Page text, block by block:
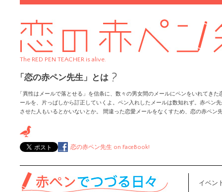
The RED PEN TEACHER is alive.
「恋の赤ペン先生」とは
「異性はメールで落とせる」を信条に、数々の男女間のメールにペンをいれてきた
ールを、片っぱしから訂正していくよ。ペン入れしたメールは数知れず。赤ペン
させた人もいるとかいないとか。 間違った恋愛メールをなくすため、恋の赤ペン
恋の赤ペン先生 on FaceBook!
イベン